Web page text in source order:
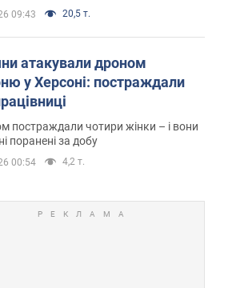
09:43 20,5 т.
атакували дроном
у Херсоні: постраждали
постраждали чотири жінки – і вони
поранені за добу
00:54 4,2 т.